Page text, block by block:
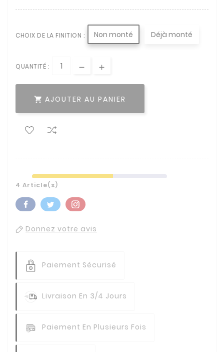
CHOIX DE LA FINITION : Non monté Déjà monté
QUANTITÉ :
 AJOUTER AU PANIER
4 Article(s)
Donnez votre avis
Paiement Sécurisé
Livraison En 3/4 Jours
Paiement En Plusieurs Fois